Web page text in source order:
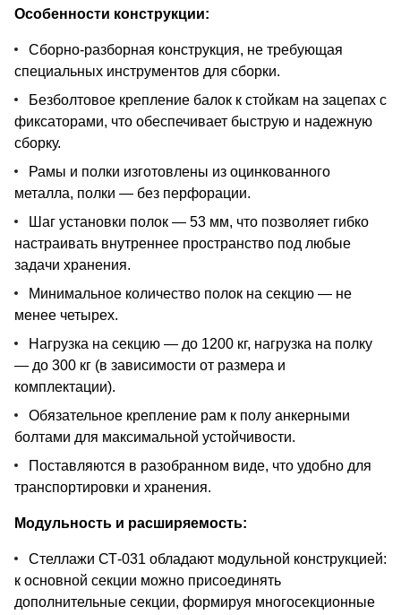
Особенности конструкции:
Сборно-разборная конструкция, не требующая
специальных инструментов для сборки.
Безболтовое крепление балок к стойкам на зацепах с
фиксаторами, что обеспечивает быструю и надежную
сборку.
Рамы и полки изготовлены из оцинкованного
металла, полки — без перфорации.
Шаг установки полок — 53 мм, что позволяет гибко
настраивать внутреннее пространство под любые
задачи хранения.
Минимальное количество полок на секцию — не
менее четырех.
Нагрузка на секцию — до 1200 кг, нагрузка на полку
— до 300 кг (в зависимости от размера и
комплектации).
Обязательное крепление рам к полу анкерными
болтами для максимальной устойчивости.
Поставляются в разобранном виде, что удобно для
транспортировки и хранения.
Модульность и расширяемость:
Стеллажи СТ-031 обладают модульной конструкцией:
к основной секции можно присоединять
дополнительные секции, формируя многосекционные